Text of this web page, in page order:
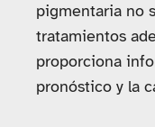
pigmentaria no
tratamientos
proporciona
pronóstico y la